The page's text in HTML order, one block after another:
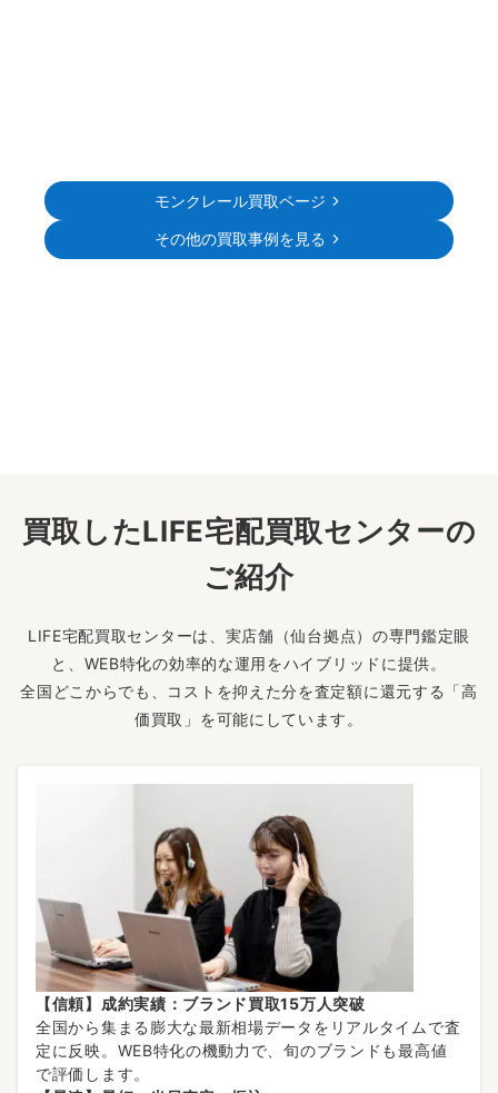
モンクレール買取ページ
その他の買取事例を見る
買取したLIFE宅配買取センターの
ご紹介
LIFE宅配買取センターは、実店舗（仙台拠点）の専門鑑定眼
と、WEB特化の効率的な運用をハイブリッドに提供。
全国どこからでも、コストを抑えた分を査定額に還元する「高
価買取」を可能にしています。
【信頼】成約実績：ブランド買取15万人突破
全国から集まる膨大な最新相場データをリアルタイムで査
定に反映。WEB特化の機動力で、旬のブランドも最高値
で評価します。